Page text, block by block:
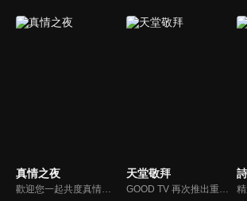
真情之夜 天堂敬拜
GOOD TV 再次推出重量級音樂節目《天堂敬拜》，匯集當代知名音樂人，在敬拜水流中引領觀眾經歷神的同在。期盼觀眾收看時，神的同在降臨、聖靈充滿；透過音樂成為橋樑，讓神同在的氛圍，吸引非基督徒渴望認識神，得著救恩。